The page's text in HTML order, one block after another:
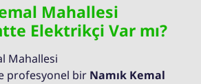
Mahallesi
Elektrikçi Var mı?
Mahallesi
profesyonel bir Namık Kemal